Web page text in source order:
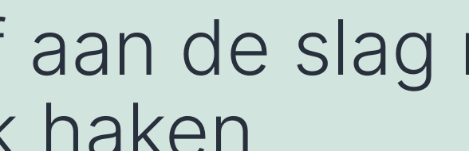
aan de slag
haken